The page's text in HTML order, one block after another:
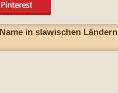
in slawischen Ländern